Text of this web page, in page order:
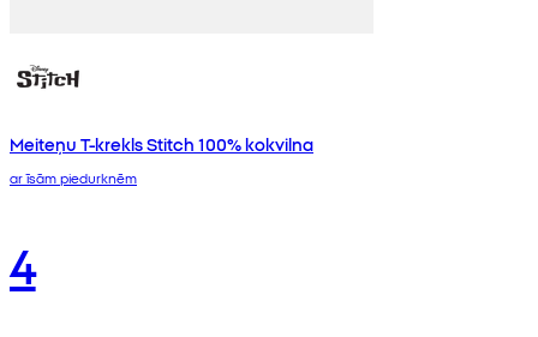
Meiteņu T-krekls Stitch 100% kokvilna
ar īsām piedurknēm
4